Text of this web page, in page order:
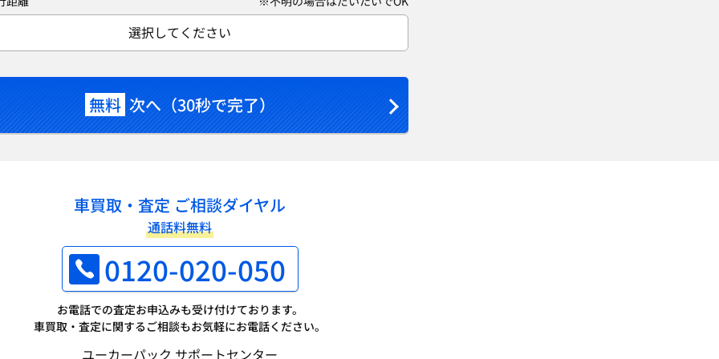
選択してください
無料 次へ（30秒で完了）
車買取・査定 ご相談ダイヤル
通話料無料
0120-020-050
お電話での査定お申込みも受け付けております。
車買取・査定に関するご相談もお気軽にお電話ください。
ユーカーパック サポートセンター